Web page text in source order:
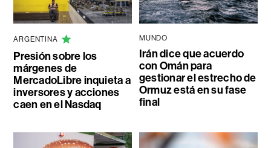
ARGENTINA
Presión sobre los
márgenes de
MercadoLibre inquieta a
inversores y acciones
caen en el Nasdaq
MUNDO
Irán dice que acuerdo
con Omán para
gestionar el estrecho de
Ormuz está en su fase
final